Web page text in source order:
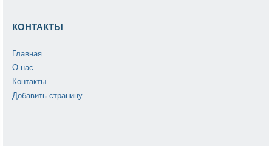
КОНТАКТЫ
Главная
О нас
Контакты
Добавить страницу